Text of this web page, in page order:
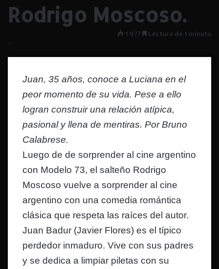
Rodrigo Moscoso.
1.977 Lectura de 1 minuto
Juan, 35 años, conoce a Luciana en el
peor momento de su vida. Pese a ello
logran construir una relación atípica,
pasional y llena de mentiras. Por Bruno
Calabrese.
Luego de de sorprender al cine argentino
con Modelo 73, el salteño Rodrigo
Moscoso vuelve a sorprender al cine
argentino con una comedia romántica
clásica que respeta las raíces del autor.
Juan Badur (Javier Flores) es el típico
perdedor inmaduro. Vive con sus padres
y se dedica a limpiar piletas con su